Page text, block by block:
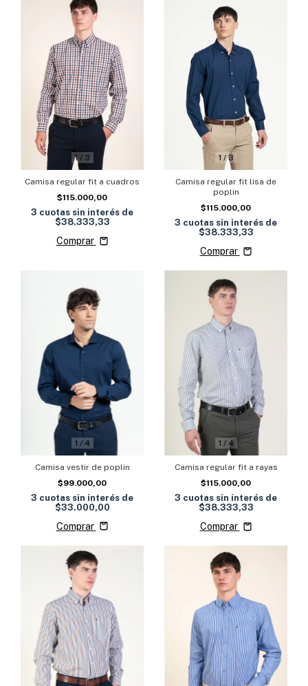
1/ 3
Camisa regular fit a cuadros
$115.000,00
3 cuotas sin interés de
$38.333,33
Comprar
1 /3
Camisa regular fit lisa de
poplin
$115.000,00
3 cuotas sin interés de
$38.333,33
Comprar
1 / 4
Camisa vestir de poplin
$99.000,00
3 cuotas sin interés de
$33.000,00
Comprar
1 / 4
Camisa regular fit a rayas
$115.000,00
3 cuotas sin interés de
$38.333,33
Comprar